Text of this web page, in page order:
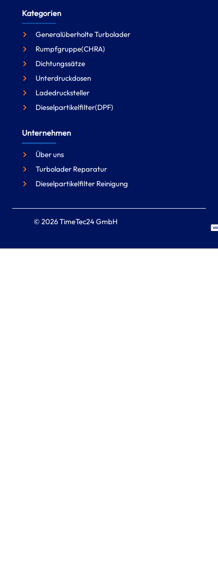
Kategorien
Generalüberholte Turbolader
Rumpfgruppe(CHRA)
Dichtungssätze
Unterdruckdosen
Ladedrucksteller
Dieselpartikelfilter(DPF)
Unternehmen
Über uns
Turbolader Reparatur
Dieselpartikelfilter Reinigung
© 2026 TimeTec24 GmbH